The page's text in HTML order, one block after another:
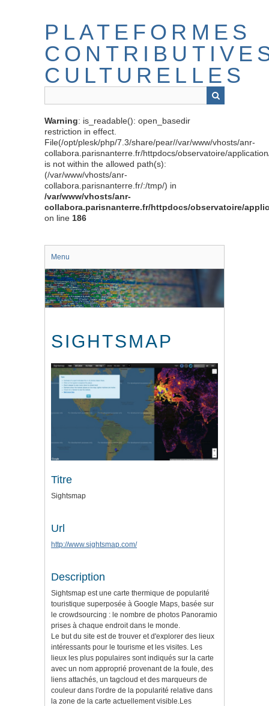
PLATEFORMES
CULTURELLES
Warning: is_readable(): open_basedir
restriction in effect.
File(/opt/plesk/php/7.3/share/pear//var/www/vhosts/anr-
collabora.parisnanterre.fr/httpdocs/observatoire/
is not within the allowed path(s):
(/var/www/vhosts/anr-
collabora.parisnanterre.fr/:/tmp/) in
/var/www/vhosts/anr-
collabora.parisnanterre.fr/httpdocs/observatoire/
on line 186
Menu
SIGHTSMAP
Titre
Sightsmap
Url
http://www.sightsmap.com/
Description
Sightsmap est une carte thermique de popularité
touristique superposée à Google Maps, basée sur
le crowdsourcing : le nombre de photos Panoramio
prises à chaque endroit dans le monde.
Le but du site est de trouver et d'explorer des lieux
intéressants pour le tourisme et les visites. Les
lieux les plus populaires sont indiqués sur la carte
avec un nom approprié provenant de la foule, des
liens attachés, un tagcloud et des marqueurs de
couleur dans l'ordre de la popularité relative dans
la zone de la carte actuellement visible.Les